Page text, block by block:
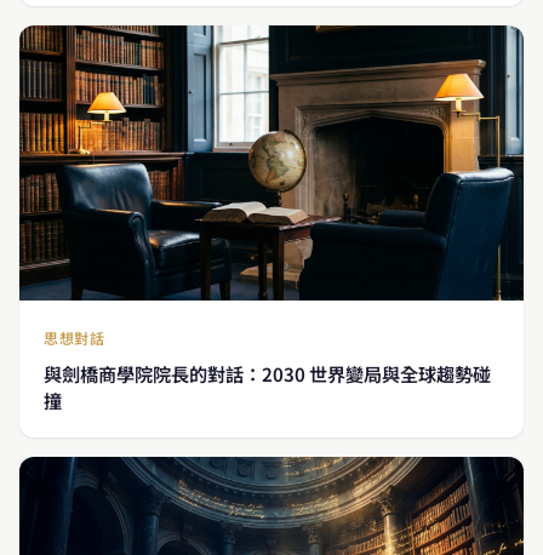
思想對話
與劍橋商學院院長的對話：2030 世界變局與全球趨勢碰
撞